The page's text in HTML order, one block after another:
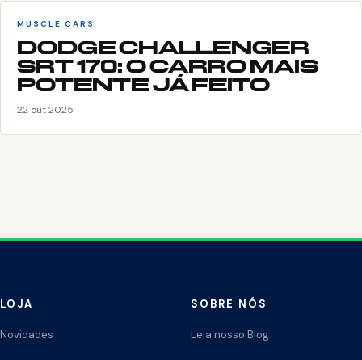
MUSCLE CARS
DODGE CHALLENGER
SRT 170: O CARRO MAIS
POTENTE JÁ FEITO
22 out 2025
LOJA
Novidades
SOBRE NÓS
Leia nosso Blog